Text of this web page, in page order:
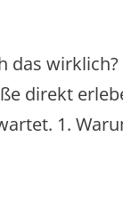
das
direkt
1.